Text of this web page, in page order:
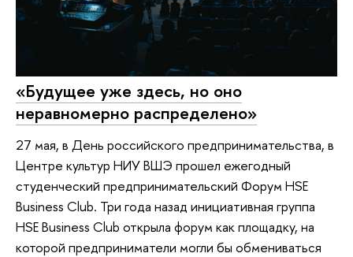
«Будущее уже здесь, но оно
неравномерно распределено»
27 мая, в День российского предпринимательства, в
Центре культур НИУ ВШЭ прошел ежегодный
студенческий предпринимательский Форум HSE
Business Club. Три года назад инициативная группа
HSE Business Club открыла форум как площадку, на
которой предприниматели могли бы обмениваться